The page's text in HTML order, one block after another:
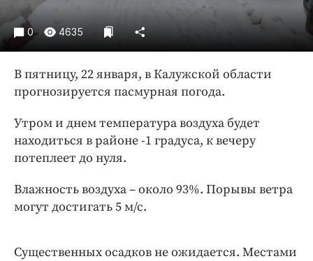
ПРОЕКТЫ
Блоги
Издания
Медиаперсона
Клиника года
Бренд года
0 4635
В пятницу, 22 января, в Калужской области
прогнозируется пасмурная погода.
Утром и днем температура воздуха будет
находиться в районе -1 градуса, к вечеру
потеплеет до нуля.
Влажность воздуха – около 93%. Порывы ветра
могут достигать 5 м/с.
Существенных осадков не ожидается. Местами